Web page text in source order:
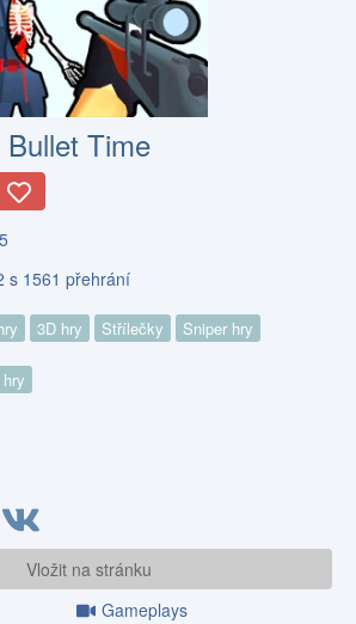
Time
s 1561 přehrání
3D hry Střílečky Sniper hry
Vložit na stránku
Gameplays